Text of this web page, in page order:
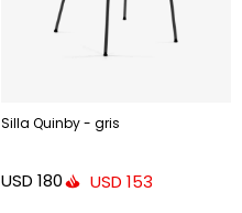
Silla Quinby - gris
USD 180 USD 153